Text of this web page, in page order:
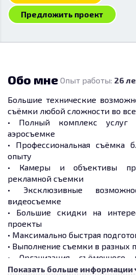
Предложить проект
Обо мне Опыт работы: 26
Большие технические
съёмки любой сложности во
• Полный комплекс
аэросъемке
• Профессиональная съёмка
опыту
• Камеры и объективы
рекламной съемки
• Эксклюзивные
видеосъемке
• Большие скидки на
проекты
• Максимально быстрая
• Выполнение съемки в разных
• Организация съёмочного
сервис
Показать больше информации